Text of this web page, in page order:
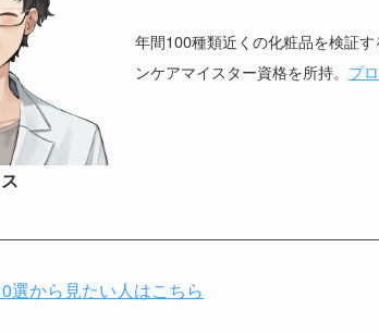
年間100種類近くの化粧品を検証
ンケアマイスター資格を所持。 プ
選から見たい人はこちら